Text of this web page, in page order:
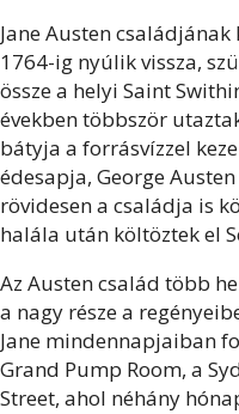
Jane Austen
1764-ig nyúlik vissza,
össze a helyi Saint
években többször
bátyja a forrásvízzel
édesapja, George
rövidesen a családja is
halála után költöztek el
Az Austen család több
a nagy része a
Jane mindennapjaiban
Grand Pump Room, a
Street, ahol néhány